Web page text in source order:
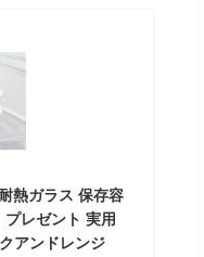
熱ガラス 保存容
レゼント 実用
アンドレンジ